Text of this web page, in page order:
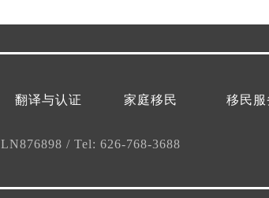
移民服
家庭移民
翻译与认证
LN876898 / Tel: 626-768-3688